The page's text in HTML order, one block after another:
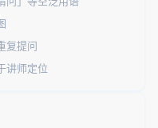
复提问
讲师定位